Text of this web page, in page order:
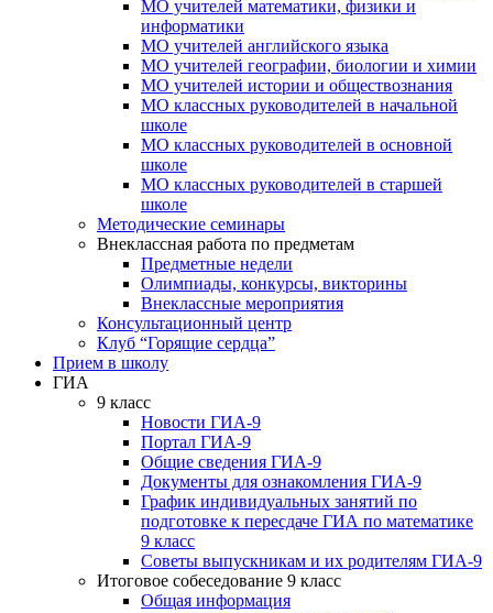
МО учителей математики, физики и
информатики
МО учителей английского языка
МО учителей географии, биологии и химии
МО учителей истории и обществознания
МО классных руководителей в начальной
школе
МО классных руководителей в основной
школе
МО классных руководителей в старшей
школе
Методические семинары
Внеклассная работа по предметам
Предметные недели
Олимпиады, конкурсы, викторины
Внеклассные мероприятия
Консультационный центр
Клуб “Горящие сердца”
Прием в школу
ГИА
9 класс
Новости ГИА-9
Портал ГИА-9
Общие сведения ГИА-9
Документы для ознакомления ГИА-9
График индивидуальных занятий по
подготовке к пересдаче ГИА по математике
9 класс
Советы выпускникам и их родителям ГИА-9
Итоговое собеседование 9 класс
Общая информация